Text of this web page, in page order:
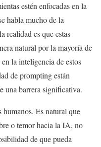
estén enfocadas en la
habla mucho de la
realidad es que estas
natural por la mayoría de
la inteligencia de estos
de prompting están
una barrera significativa.
Es natural que
o temor hacia la IA, no
de que pueda